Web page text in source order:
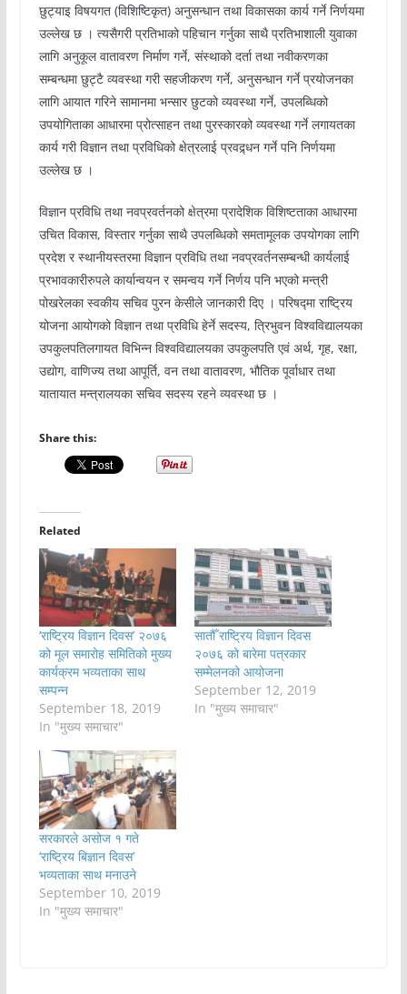
छुट्याइ विषयगत (विशिष्टिकृत) अनुसन्धान तथा विकासका कार्य गर्ने निर्णयमा
उल्लेख छ । त्यसैगरी प्रतिभाको पहिचान गर्नुका साथै प्रतिभाशाली युवाका
लागि अनुकूल वातावरण निर्माण गर्ने, संस्थाको दर्ता तथा नवीकरणका
सम्बन्धमा छुट्टै व्यवस्था गरी सहजीकरण गर्ने, अनुसन्धान गर्ने प्रयोजनका
लागि आयात गरिने सामानमा भन्सार छुटको व्यवस्था गर्ने, उपलब्धिको
उपयोगिताका आधारमा प्रोत्साहन तथा पुरस्कारको व्यवस्था गर्ने लगायतका
कार्य गरी विज्ञान तथा प्रविधिको क्षेत्रलाई प्रवद्र्धन गर्ने पनि निर्णयमा
उल्लेख छ ।
विज्ञान प्रविधि तथा नवप्रवर्तनको क्षेत्रमा प्रादेशिक विशिष्टताका आधारमा
उचित विकास, विस्तार गर्नुका साथै उपलब्धिको समतामूलक उपयोगका लागि
प्रदेश र स्थानीयस्तरमा विज्ञान प्रविधि तथा नवप्रवर्तनसम्बन्धी कार्यलाई
प्रभावकारीरुपले कार्यान्वयन र समन्वय गर्ने निर्णय पनि भएको मन्त्री
पोखरेलका स्वकीय सचिव पुरन केसीले जानकारी दिए । परिषद्मा राष्ट्रिय
योजना आयोगको विज्ञान तथा प्रविधि हेर्ने सदस्य, त्रिभुवन विश्वविद्यालयका
उपकुलपतिलगायत विभिन्न विश्वविद्यालयका उपकुलपति एवं अर्थ, गृह, रक्षा,
उद्योग, वाणिज्य तथा आपूर्ति, वन तथा वातावरण, भौतिक पूर्वाधार तथा
यातायात मन्त्रालयका सचिव सदस्य रहने व्यवस्था छ ।
Share this:
Related
‘राष्ट्रिय विज्ञान दिवस’ २०७६
को मूल समारोह समितिको मुख्य
कार्यक्रम भव्यताका साथ
सम्पन्न
September 18, 2019
In "मुख्य समाचार"
सातौँ राष्ट्रिय विज्ञान दिवस
२०७६ को बारेमा पत्रकार
सम्मेलनको आयोजना
September 12, 2019
In "मुख्य समाचार"
सरकारले असोज १ गते
‘राष्ट्रिय बिज्ञान दिवस’
भव्यताका साथ मनाउने
September 10, 2019
In "मुख्य समाचार"